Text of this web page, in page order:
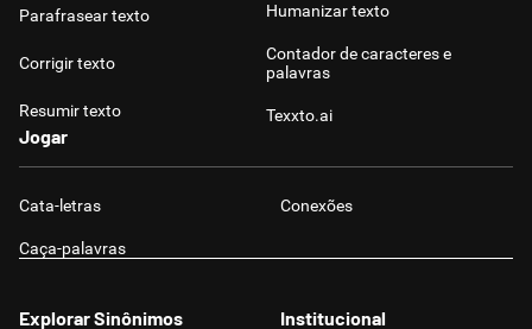
Parafrasear texto
Corrigir texto
Resumir texto
Humanizar texto
Contador de caracteres e
palavras
Texxto.ai
Jogar
Cata-letras Conexões
Caça-palavras
Explorar Sinônimos Institucional